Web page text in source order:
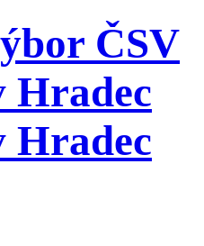
Hradec